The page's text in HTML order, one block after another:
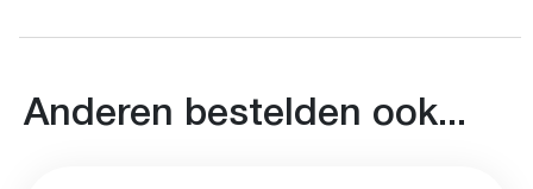
Anderen bestelden ook...